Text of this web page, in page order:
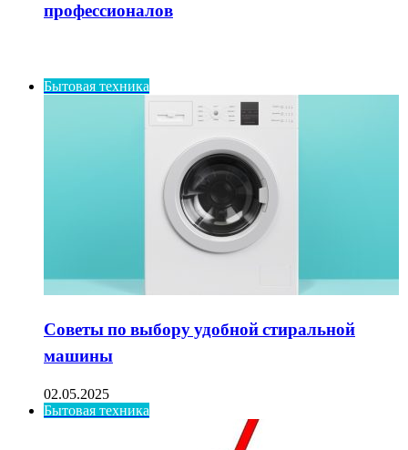
профессионалов
Бытовая техника
Советы по выбору удобной стиральной
машины
02.05.2025
Бытовая техника